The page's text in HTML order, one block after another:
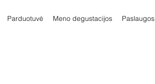
Parduotuvė Meno degustacijos Paslaugos